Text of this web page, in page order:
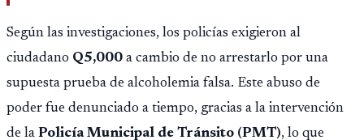
Según las investigaciones, los policías exigieron al
ciudadano Q5,000 a cambio de no arrestarlo por una
supuesta prueba de alcoholemia falsa. Este abuso de
poder fue denunciado a tiempo, gracias a la intervención
de la Policía Municipal de Tránsito (PMT), lo que